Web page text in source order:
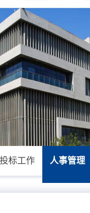
标工作 人事管理